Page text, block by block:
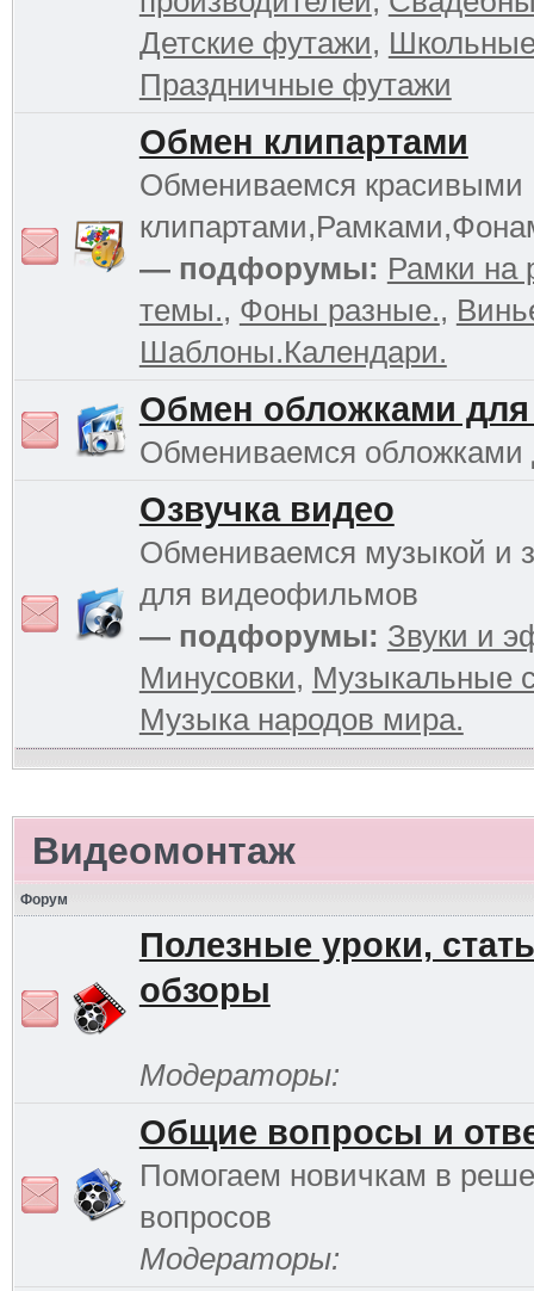
Детские футажи,
Праздничные футажи
Обмен клипартами
Обмениваемся красивыми
— подфорумы: Рамки на
темы., Фоны разные.,
Шаблоны.Календари.
Обмен обложками для
Обмениваемся обложками
Озвучка видео
Обмениваемся музыкой и
для видеофильмов
— подфорумы: Звуки и
Минусовки, Музыкальные
Музыка народов мира.
Видеомонтаж
Форум
Полезные уроки,
обзоры
Модераторы:
Общие вопросы и
Помогаем новичкам в
вопросов
Модераторы: